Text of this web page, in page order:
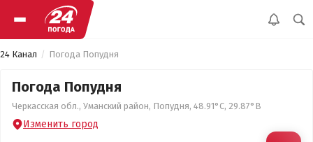
24 Канал Погода Попудня
Погода Попудня
Черкасская обл., Уманский район, Попудня, 48.91°С, 29.87°В
Изменить город